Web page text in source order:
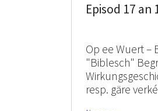
Episod 17
Op ee Wuert –
"Biblesch"
resp. gäre